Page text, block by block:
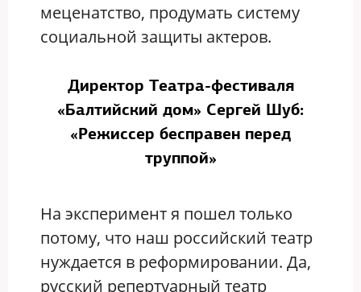
меценатство, продумать систему
социальной защиты актеров.
Директор Театра-фестиваля
«Балтийский дом» Сергей Шуб:
«Режиссер бесправен перед
труппой»
На эксперимент я пошел только
потому, что наш российский театр
нуждается в реформировании. Да,
русский репертуарный театр